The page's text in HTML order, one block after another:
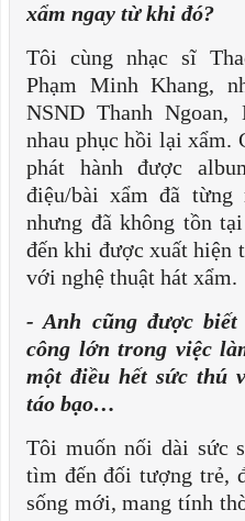
xẩm ngay từ khi đó?
Tôi cùng nhạc sĩ
Phạm Minh Khang,
NSND Thanh
nhau phục hồi lại xẩm.
phát hành được
điệu/bài xẩm đã
nhưng đã không tồn
đến khi được xuất hiện
với nghệ thuật hát xẩm.
- Anh cũng được
công lớn trong việc
một điều hết sức thú
táo bạo…
Tôi muốn nối dài sức
tìm đến đối tượng trẻ,
sống mới, mang tính